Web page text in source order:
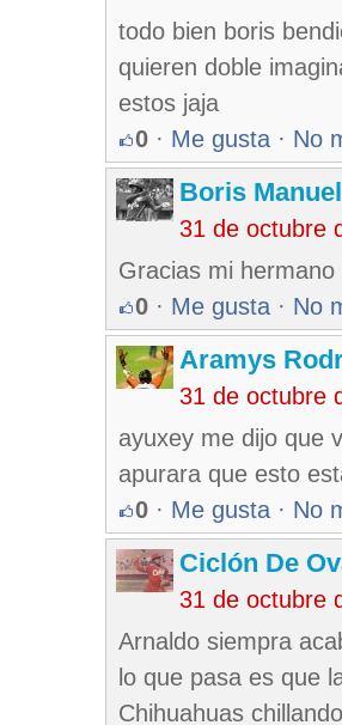
todo bien boris
quieren doble
estos jaja
0 · Me gusta · No
Boris
31 de octubre
Gracias mi
0 · Me gusta · No
Aramys
31 de octubre
ayuxey me dijo que
apurara que esto
0 · Me gusta · No
Ciclón De
31 de octubre
Arnaldo siempra
lo que pasa es que
Chihuahuas